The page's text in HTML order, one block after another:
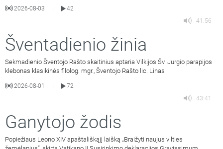
2026-08-03
42
41:56
Šventadienio žinia
Sekmadienio Šventojo Rašto skaitinius aptaria Vilkijos Šv. Jurgio parapijos
klebonas klasikinės filolog. mgr., Šventojo Rašto lic. Linas
2026-08-01 |
72
43:41
Ganytojo žodis
Popiežiaus Leono XIV apaštališkąjį laišką „Braižyti naujus vilties